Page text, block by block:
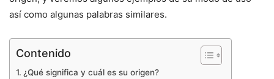
así como algunas palabras similares.
Contenido
¿Qué significa y cuál es su origen?